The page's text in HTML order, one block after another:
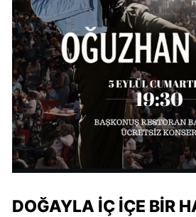
DOĞAYLA İÇ İÇE BİR